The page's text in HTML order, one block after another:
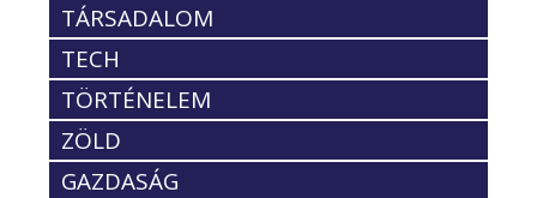
TÁRSADALOM
TECH
TÖRTÉNELEM
ZÖLD
GAZDASÁG